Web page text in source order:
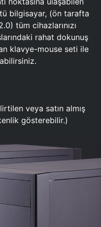
bilgisayar, (ön tarafta
tüm cihazlarınızı
rahat dokunuş
klavye-mouse seti ile
veya satın almış
gösterebilir.)